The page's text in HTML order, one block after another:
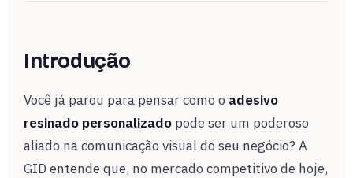
Introdução
Você já parou para pensar como o adesivo
resinado personalizado pode ser um poderoso
aliado na comunicação visual do seu negócio? A
GID entende que, no mercado competitivo de hoje,